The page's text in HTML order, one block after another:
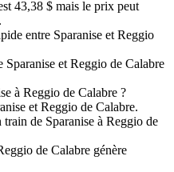
43,38 $ mais le prix peut
entre Sparanise et Reggio
et Reggio de Calabre
à Reggio de Calabre ?
et Reggio de Calabre.
de Sparanise à Reggio de
de Calabre génère